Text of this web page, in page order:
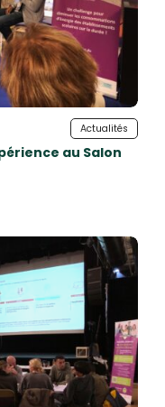
Actualités
au Salon